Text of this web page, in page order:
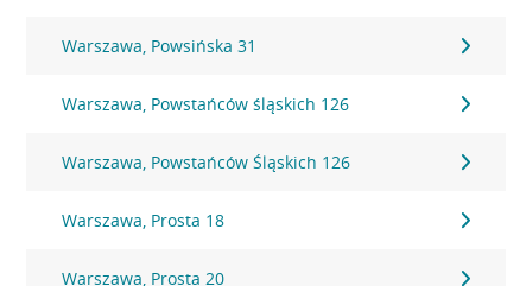
Warszawa, Powsińska 31
Warszawa, Powstańców śląskich 126
Warszawa, Powstańców Śląskich 126
Warszawa, Prosta 18
Warszawa, Prosta 20